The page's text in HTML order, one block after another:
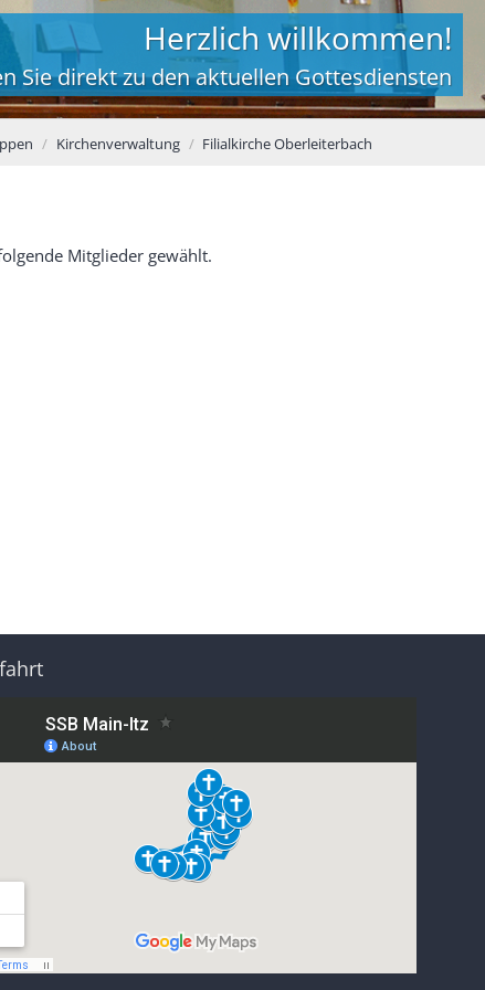
Herzlich willkommen!
Sie direkt zu den aktuellen Gottesdiensten
Kirchenverwaltung Filialkirche Oberleiterbach
Mitglieder gewählt.